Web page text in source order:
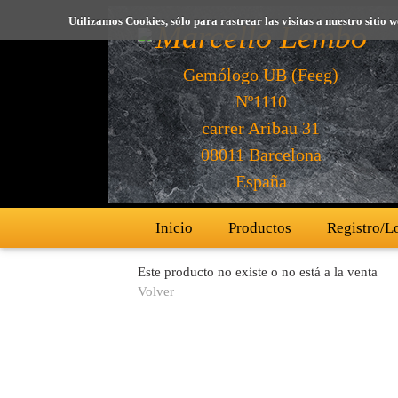
Utilizamos Cookies, sólo para rastrear las visitas a nuestro sitio
Marcello Lembo
Gemólogo UB (Feeg)
Nº1110
carrer Aribau 31
08011 Barcelona
España
Inicio Productos Registro/
Este producto no existe o no está a la venta
Volver